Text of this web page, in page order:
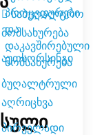
პროცედურები
და
დაკავშირებული
მომსახურება
საბუღალტრო
მომსახურება
აუთსორსინგი
ბუღალტრული
აღრიცხვა
პირველადი